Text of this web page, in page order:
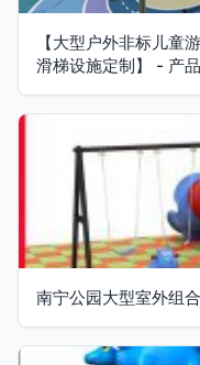
【大型户外非标儿童
滑梯设施定制】 - 产
南宁公园大型室外组